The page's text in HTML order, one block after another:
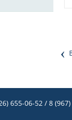
‹
655-06-52 / 8